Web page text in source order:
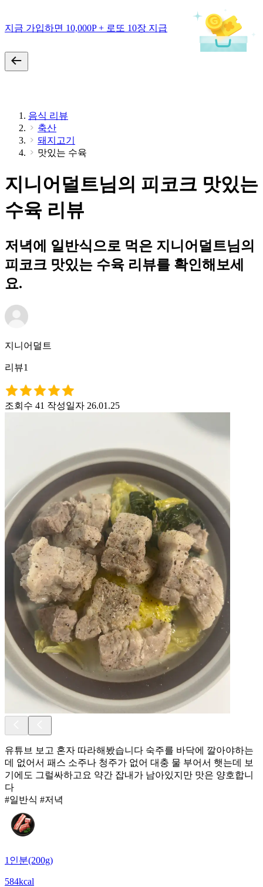
지금 가입하면 10,000P + 로또 10장 지급
음식 리뷰
축산
돼지고기
맛있는 수육
지니어덜트님의 피코크 맛있는
수육 리뷰
저녁에 일반식으로 먹은 지니어덜트님의
피코크 맛있는 수육 리뷰를 확인해보세
요.
지니어덜트
리뷰1
조회수 41 작성일자 26.01.25
유튜브 보고 혼자 따라해봤습니다 숙주를 바닥에 깔아야하는
데 없어서 패스 소주나 청주가 없어 대충 물 부어서 햇는데 보
기에도 그럴싸하고요 약간 잡내가 남아있지만 맛은 양호합니
다
#일반식 #저녁
1인분(200g)
584kcal